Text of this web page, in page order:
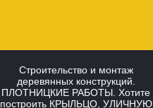
Строительство и монтаж
деревянных конструкций.
ПЛОТНИЦКИЕ РАБОТЫ. Хотите
построить КРЫЛЬЦО, УЛИЧНУЮ